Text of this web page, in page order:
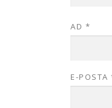
AD *
E-POSTA